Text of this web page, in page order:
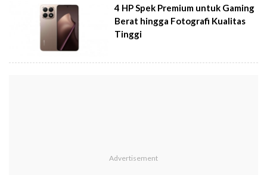
4 HP Spek Premium untuk Gaming
Berat hingga Fotografi Kualitas
Tinggi